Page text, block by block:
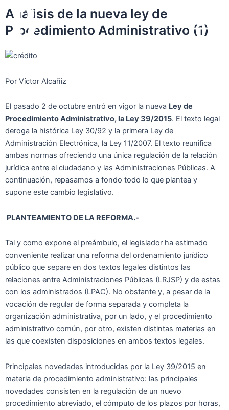
contenido
Menu
Análisis de la nueva ley de
Procedimiento Administrativo (1)
Por Víctor Alcañiz
El pasado 2 de octubre entró en vigor la nueva Ley de
Procedimiento Administrativo, la Ley 39/2015. El texto legal
deroga la histórica Ley 30/92 y la primera Ley de
Administración Electrónica, la Ley 11/2007. El texto reunifica
ambas normas ofreciendo una única regulación de la relación
jurídica entre el ciudadano y las Administraciones Públicas. A
continuación, repasamos a fondo todo lo que plantea y
supone este cambio legislativo.
PLANTEAMIENTO DE LA REFORMA.-
Tal y como expone el preámbulo, el legislador ha estimado
conveniente realizar una reforma del ordenamiento jurídico
público que separe en dos textos legales distintos las
relaciones entre Administraciones Públicas (LRJSP) y de estas
con los administrados (LPAC). No obstante y, a pesar de la
vocación de regular de forma separada y completa la
organización administrativa, por un lado, y el procedimiento
administrativo común, por otro, existen distintas materias en
las que coexisten disposiciones en ambos textos legales.
Principales novedades introducidas por la Ley 39/2015 en
materia de procedimiento administrativo: las principales
novedades consisten en la regulación de un nuevo
procedimiento abreviado, el cómputo de los plazos por horas,